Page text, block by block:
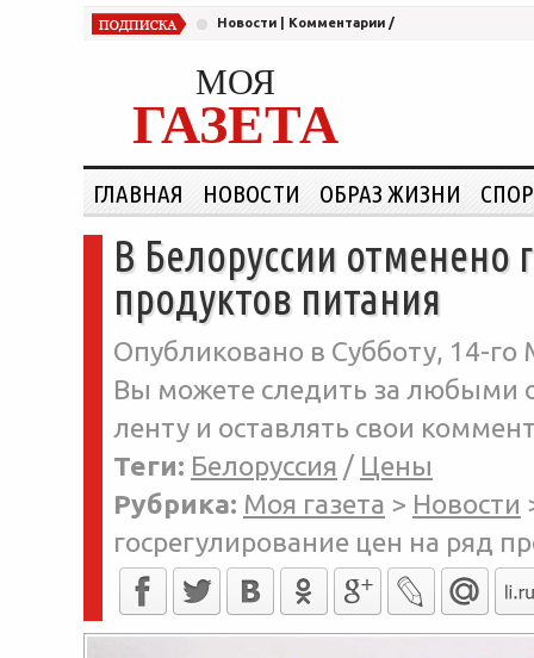
Новости Комментарии /
МОЯ
ГАЗЕТА
ГЛАВНАЯ НОВОСТИ ОБРАЗ ЖИЗНИ
В Белоруссии отменено
продуктов питания
Опубликовано в Субботу, 14-го
Вы можете следить за любыми
ленту и оставлять свои
Теги: Белоруссия / Цены
Рубрика: Моя газета > Новости
госрегулирование цен на ряд